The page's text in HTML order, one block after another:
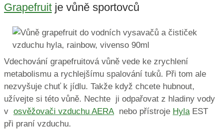
Grapefruit je vůně sportovců
Vdechování grapefruitová vůně vede ke zrychlení
metabolismu a rychlejšímu spalování tuků. Při tom ale
nezvyšuje chuť k jídlu. Takže když chcete hubnout,
užívejte si této vůně. Nechte ji odpařovat z hladiny vody
v osvěžovači vzduchu AERAnebo přístroje HylaEST
při praní vzduchu.